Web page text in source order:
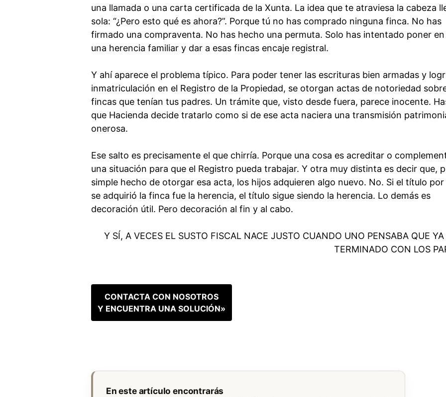
una llamada o una carta certificada de la Xunta. La idea que te atraviesa la cabeza
sola: “¿Pero esto qué es ahora?”. Porque tú no has comprado ninguna finca. No has
firmado una compraventa. No has hecho una permuta. Solo has intentado poner
una herencia familiar y dar a esas fincas encaje registral.
Y ahí aparece el problema típico. Para poder tener las escrituras bien armadas y
inmatriculación en el Registro de la Propiedad, se otorgan actas de notoriedad
fincas que tenían tus padres. Un trámite que, visto desde fuera, parece inocente.
que Hacienda decide tratarlo como si de ese acta naciera una transmisión
onerosa.
Ese salto es precisamente el que chirría. Porque una cosa es acreditar o
una situación para que el Registro pueda trabajar. Y otra muy distinta es decir que,
simple hecho de otorgar esa acta, los hijos adquieren algo nuevo. No. Si el título por
se adquirió la finca fue la herencia, el título sigue siendo la herencia. Lo demás es
decoración útil. Pero decoración al fin y al cabo.
Y SÍ, A VECES EL SUSTO FISCAL NACE JUSTO CUANDO UNO PENSABA QUE
TERMINADO CON LOS
CONTACTA CON NOSOTROS
Y ENCUENTRA UNA SOLUCIÓN»
En este artículo encontrarás